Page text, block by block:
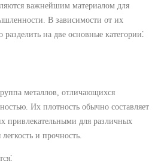
важнейшим материалом для
В зависимости от их
на две основные категории⁚
металлов, отличающихся
Их плотность обычно составляет
привлекательными для различных
и прочность.